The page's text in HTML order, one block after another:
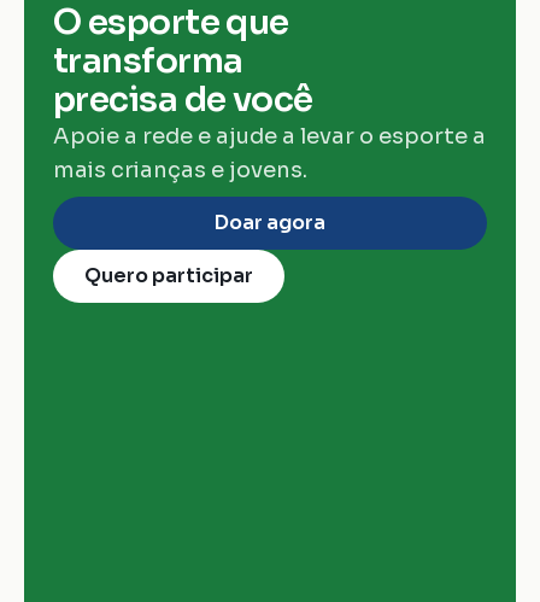
O esporte que
transforma
precisa de você
Apoie a rede e ajude a levar o esporte a
mais crianças e jovens.
Doar agora
Quero participar